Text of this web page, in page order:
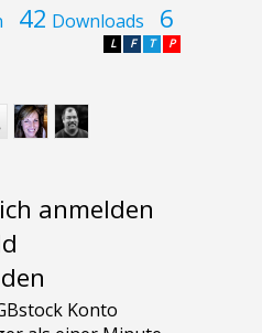
42 Downloads 6
P
T
F
L
anmelden